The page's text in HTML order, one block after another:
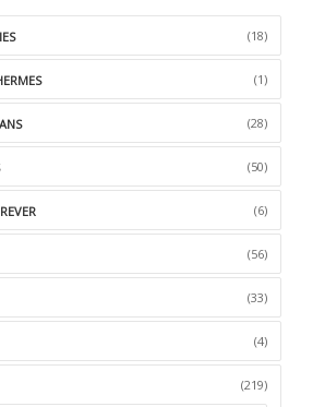
(18)
(1)
(28)
(50)
(6)
(56)
(33)
(4)
(219)